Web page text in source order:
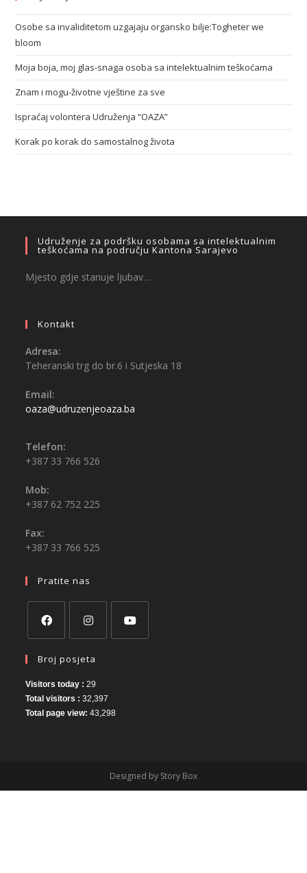
Osobe sa invaliditetom uzgajaju organsko bilje:Togheter we
bloom
Moja boja, moj glas-snaga osoba sa intelektualnim teškoćama
Znam i mogu-životne vještine za sve
Ispraćaj volontera Udruženja “OAZA”
Korak po korak do samostalnog života
Udruženje za podršku osobama sa intelektualnim
teškoćama na području Kantona Sarajevo
Mjesto gdje stanuje ljubav…
Kontakt
Adresa:
Teheranski trg do br.6 i Sutjeska 18
Email:
oaza@udruzenjeoaza.ba
Telefon:
+387 33 766 526
Mob:
+387 62 752 225
Fax:
+387 33 766 525
Pratite nas
Broj posjeta
Visitors today :29
Total visitors :32,397
Total page view:43,298
Designed by Story Box